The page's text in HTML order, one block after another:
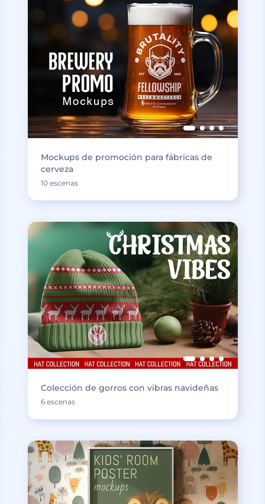
Mockups de promoción para fábricas de
cerveza
10 escenas
Colección de gorros con vibras navideñas
6 escenas